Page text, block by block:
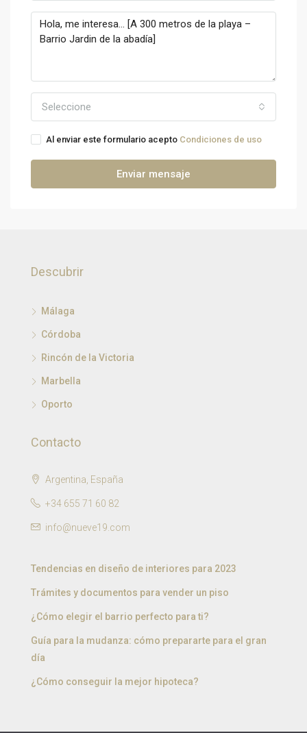
Seleccione
Al enviar este formulario acepto Condiciones de uso
Enviar mensaje
Descubrir
Málaga
Córdoba
Rincón de la Victoria
Marbella
Oporto
Contacto
Argentina, España
+34 655 71 60 82
info@nueve19.com
Tendencias en diseño de interiores para 2023
Trámites y documentos para vender un piso
¿Cómo elegir el barrio perfecto para ti?
Guía para la mudanza: cómo prepararte para el gran
día
¿Cómo conseguir la mejor hipoteca?